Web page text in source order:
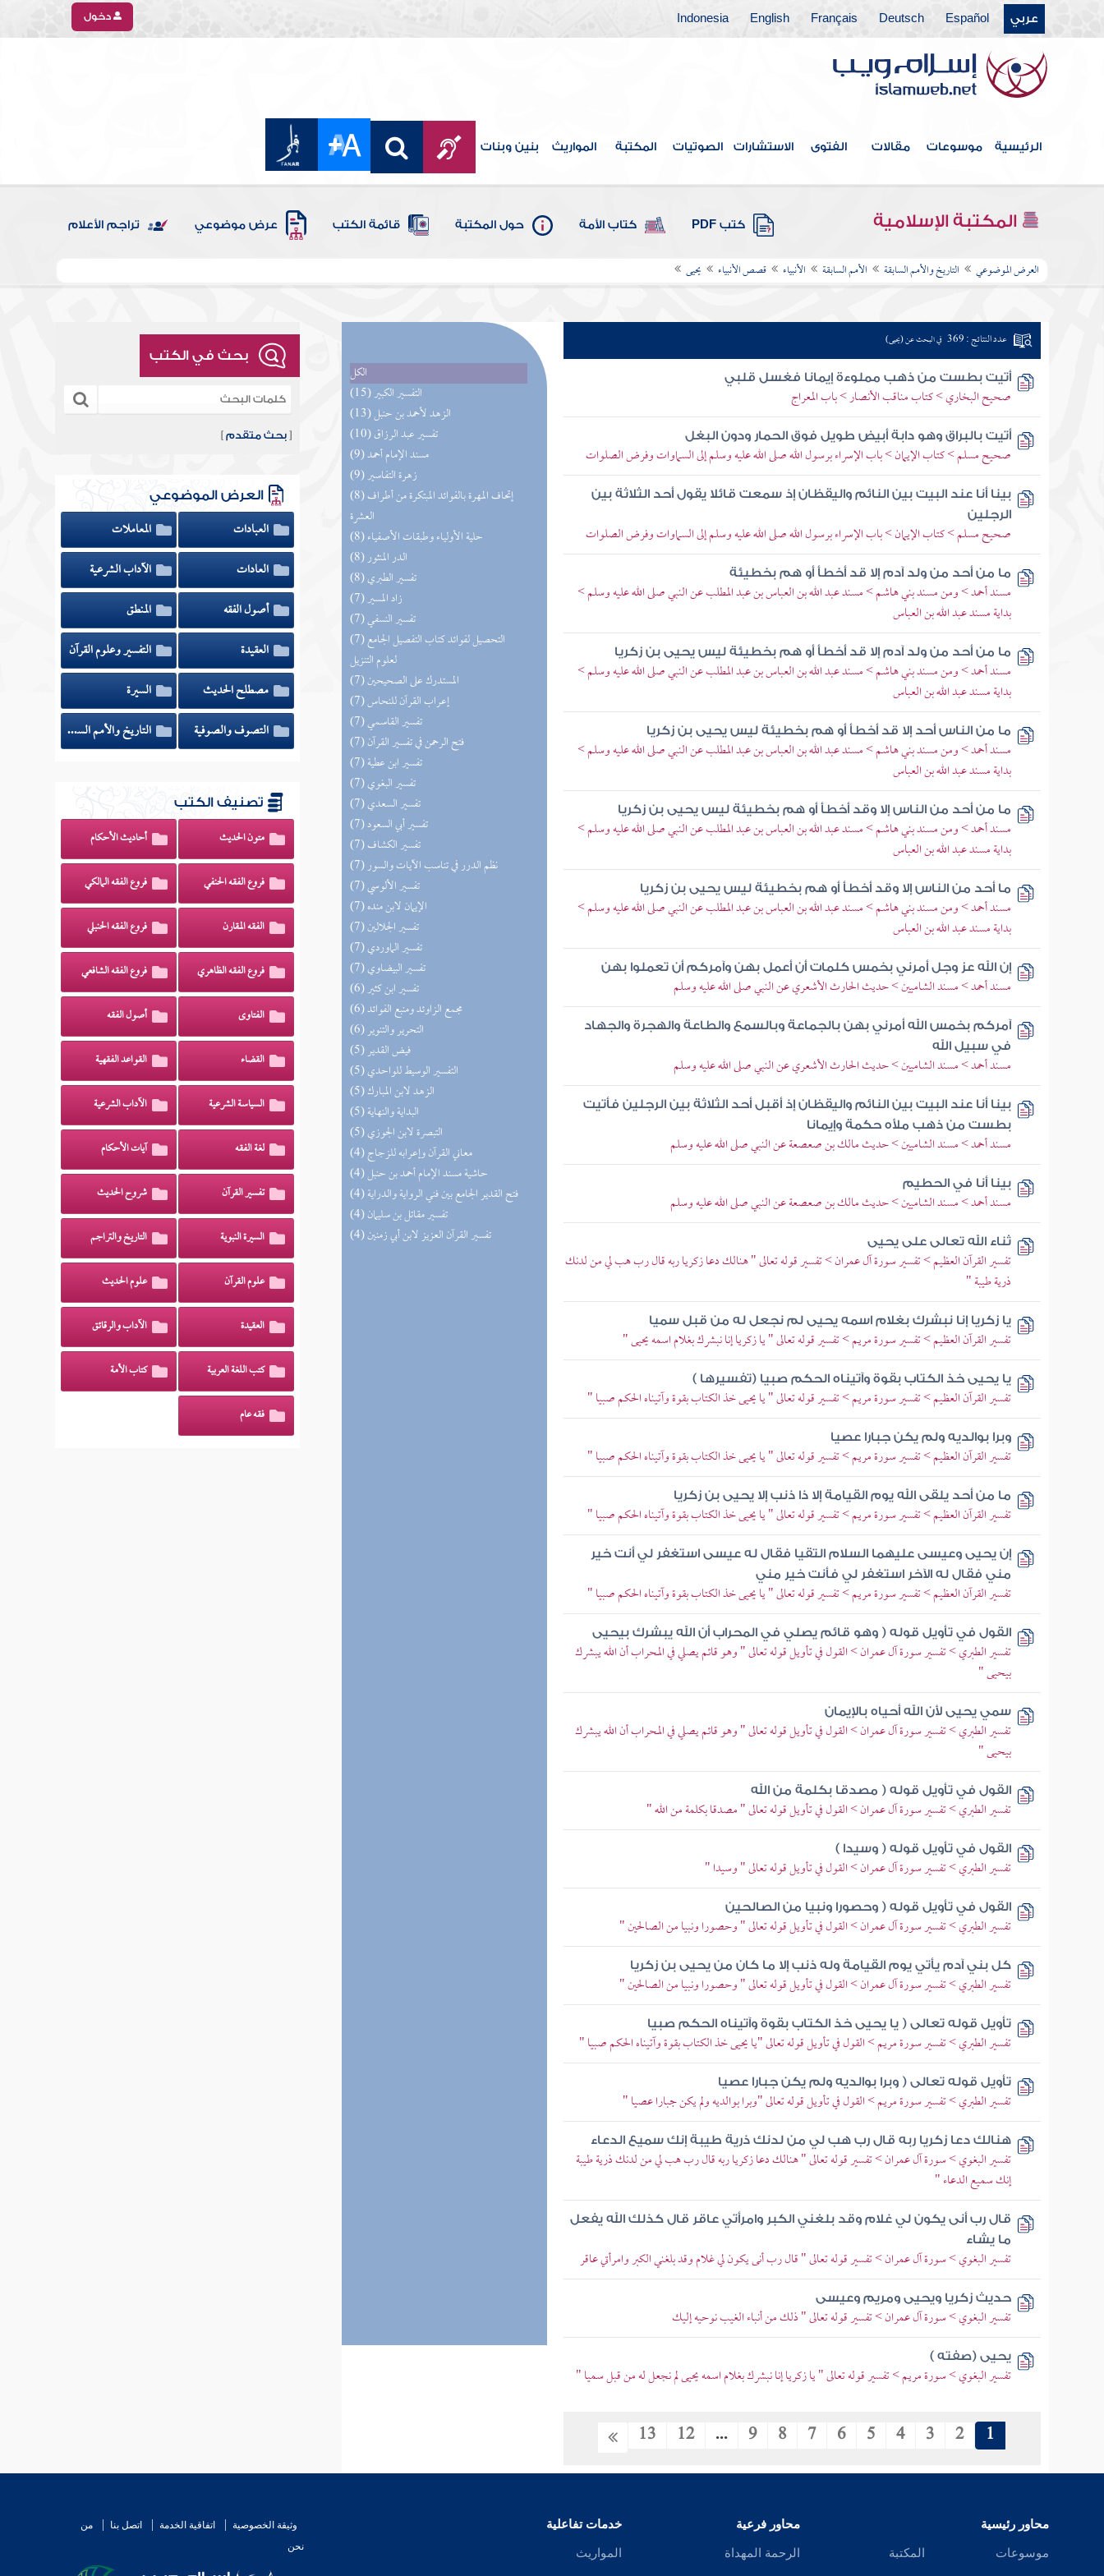
عربي Español
Deutsch
Français
English
Indonesia دخول
الرئيسية موسوعات مقالات الفتوى الاستشارات الصوتيات المكتبة المواريث بنين وبنات
المكتبة الإسلامية كتب PDF كتاب الأمة حول المكتبة قائمة الكتب عرض موضوعي تراجم الأعلام
العرض الموضوعي التاريخ والأمم السابقة الأمم السابقة الأنبياء قصص الأنبياء يحيى
الكل
(15) التفسير الكبير
(13) الزهد لأحمد بن حنبل
(10) تفسير عبد الرزاق
(9) مسند الإمام أحمد
(9) زهرة التفاسير
(8) إتحاف المهرة بالفوائد المبتكرة من أطراف
العشرة
(8) حلية الأولياء وطبقات الأصفياء
(8) الدر المنثور
(8) تفسير الطبري
(7) زاد المسير
(7) تفسير النسفي
(7) التحصيل لفوائد كتاب التفصيل الجامع
لعلوم التنزيل
(7) المستدرك على الصحيحين
(7) إعراب القرآن للنحاس
(7) تفسير القاسمي
(7) فتح الرحمن في تفسير القرآن
(7) تفسير ابن عطية
(7) تفسير البغوي
(7) تفسير السعدي
(7) تفسير أبي السعود
(7) تفسير الكشاف
(7) نظم الدرر في تناسب الآيات والسور
(7) تفسير الألوسي
(7) الإيمان لابن منده
(7) تفسير الجلالين
(7) تفسير الماوردي
(7) تفسير البيضاوي
(6) تفسير ابن كثير
(6) مجمع الزاوئد ومنبع الفوائد
(6) التحرير والتنوير
(5) فيض القدير
(5) التفسير الوسيط للواحدي
(5) الزهد لابن المبارك
(5) البداية والنهاية
(5) التبصرة لابن الجوزي
(4) معاني القرآن وإعرابه للزجاج
(4) حاشية مسند الإمام أحمد بن حنبل
(4) فتح القدير الجامع بين فني الرواية والدراية
(4) تفسير مقاتل بن سليمان
(4) تفسير القرآن العزيز لابن أبي زمنين
عدد النتائج : 369 في البحث عن (يحيى)
أتيت بطست من ذهب مملوءة إيمانا فغسل قلبي
صحيح البخاري > كتاب مناقب الأنصار > باب المعراج
أتيت بالبراق وهو دابة أبيض طويل فوق الحمار ودون البغل
صحيح مسلم > كتاب الإيمان > باب الإسراء برسول الله صلى الله عليه وسلم إلى السماوات وفرض الصلوات
بينا أنا عند البيت بين النائم واليقظان إذ سمعت قائلا يقول أحد الثلاثة بين
الرجلين
صحيح مسلم > كتاب الإيمان > باب الإسراء برسول الله صلى الله عليه وسلم إلى السماوات وفرض الصلوات
ما من أحد من ولد آدم إلا قد أخطأ أو هم بخطيئة
مسند أحمد > ومن مسند بني هاشم > مسند عبد الله بن العباس بن عبد المطلب عن النبي صلى الله عليه وسلم >
بداية مسند عبد الله بن العباس
ما من أحد من ولد آدم إلا قد أخطأ أو هم بخطيئة ليس يحيى بن زكريا
مسند أحمد > ومن مسند بني هاشم > مسند عبد الله بن العباس بن عبد المطلب عن النبي صلى الله عليه وسلم >
بداية مسند عبد الله بن العباس
ما من الناس أحد إلا قد أخطأ أو هم بخطيئة ليس يحيى بن زكريا
مسند أحمد > ومن مسند بني هاشم > مسند عبد الله بن العباس بن عبد المطلب عن النبي صلى الله عليه وسلم >
بداية مسند عبد الله بن العباس
ما من أحد من الناس إلا وقد أخطأ أو هم بخطيئة ليس يحيى بن زكريا
مسند أحمد > ومن مسند بني هاشم > مسند عبد الله بن العباس بن عبد المطلب عن النبي صلى الله عليه وسلم >
بداية مسند عبد الله بن العباس
ما أحد من الناس إلا وقد أخطأ أو هم بخطيئة ليس يحيى بن زكريا
مسند أحمد > ومن مسند بني هاشم > مسند عبد الله بن العباس بن عبد المطلب عن النبي صلى الله عليه وسلم >
بداية مسند عبد الله بن العباس
إن الله عز وجل أمرني بخمس كلمات أن أعمل بهن وآمركم أن تعملوا بهن
مسند أحمد > مسند الشاميين > حديث الحارث الأشعري عن النبي صلى الله عليه وسلم
آمركم بخمس الله أمرني بهن بالجماعة وبالسمع والطاعة والهجرة والجهاد
في سبيل الله
مسند أحمد > مسند الشاميين > حديث الحارث الأشعري عن النبي صلى الله عليه وسلم
بينا أنا عند البيت بين النائم واليقظان إذ أقبل أحد الثلاثة بين الرجلين فأتيت
بطست من ذهب ملأه حكمة وإيمانا
مسند أحمد > مسند الشاميين > حديث مالك بن صعصعة عن النبي صلى الله عليه وسلم
بينا أنا في الحطيم
مسند أحمد > مسند الشاميين > حديث مالك بن صعصعة عن النبي صلى الله عليه وسلم
ثناء الله تعالى على يحيى
تفسير القرآن العظيم > تفسير سورة آل عمران > تفسير قوله تعالى " هنالك دعا زكريا ربه قال رب هب لي من لدنك
ذرية طيبة "
يا زكريا إنا نبشرك بغلام اسمه يحيى لم نجعل له من قبل سميا
تفسير القرآن العظيم > تفسير سورة مريم > تفسير قوله تعالى " يا زكريا إنا نبشرك بغلام اسمه يحيى "
يا يحيى خذ الكتاب بقوة وآتيناه الحكم صبيا (تفسيرها )
تفسير القرآن العظيم > تفسير سورة مريم > تفسير قوله تعالى " يا يحيى خذ الكتاب بقوة وآتيناه الحكم صبيا "
وبرا بوالديه ولم يكن جبارا عصيا
تفسير القرآن العظيم > تفسير سورة مريم > تفسير قوله تعالى " يا يحيى خذ الكتاب بقوة وآتيناه الحكم صبيا "
ما من أحد يلقى الله يوم القيامة إلا ذا ذنب إلا يحيى بن زكريا
تفسير القرآن العظيم > تفسير سورة مريم > تفسير قوله تعالى " يا يحيى خذ الكتاب بقوة وآتيناه الحكم صبيا "
إن يحيى وعيسى عليهما السلام التقيا فقال له عيسى استغفر لي أنت خير
مني فقال له الآخر استغفر لي فأنت خير مني
تفسير القرآن العظيم > تفسير سورة مريم > تفسير قوله تعالى " يا يحيى خذ الكتاب بقوة وآتيناه الحكم صبيا "
القول في تأويل قوله ( وهو قائم يصلي في المحراب أن الله يبشرك بيحيى
تفسير الطبري > تفسير سورة آل عمران > القول في تأويل قوله تعالى " وهو قائم يصلي في المحراب أن الله يبشرك
بيحيى "
سمي يحيى لأن الله أحياه بالإيمان
تفسير الطبري > تفسير سورة آل عمران > القول في تأويل قوله تعالى " وهو قائم يصلي في المحراب أن الله يبشرك
بيحيى "
القول في تأويل قوله ( مصدقا بكلمة من الله
تفسير الطبري > تفسير سورة آل عمران > القول في تأويل قوله تعالى " مصدقا بكلمة من الله "
القول في تأويل قوله ( وسيدا )
تفسير الطبري > تفسير سورة آل عمران > القول في تأويل قوله تعالى " وسيدا "
القول في تأويل قوله ( وحصورا ونبيا من الصالحين
تفسير الطبري > تفسير سورة آل عمران > القول في تأويل قوله تعالى " وحصورا ونبيا من الصالحين "
كل بني آدم يأتي يوم القيامة وله ذنب إلا ما كان من يحيى بن زكريا
تفسير الطبري > تفسير سورة آل عمران > القول في تأويل قوله تعالى " وحصورا ونبيا من الصالحين "
تأويل قوله تعالى ( يا يحيى خذ الكتاب بقوة وآتيناه الحكم صبيا
تفسير الطبري > تفسير سورة مريم > القول في تأويل قوله تعالى "يا يحيى خذ الكتاب بقوة وآتيناه الحكم صبيا "
تأويل قوله تعالى ( وبرا بوالديه ولم يكن جبارا عصيا
تفسير الطبري > تفسير سورة مريم > القول في تأويل قوله تعالى "وبرا بوالديه ولم يكن جبارا عصيا "
هنالك دعا زكريا ربه قال رب هب لي من لدنك ذرية طيبة إنك سميع الدعاء
تفسير البغوي > سورة آل عمران > تفسير قوله تعالى " هنالك دعا زكريا ربه قال رب هب لي من لدنك ذرية طيبة
إنك سميع الدعاء "
قال رب أنى يكون لي غلام وقد بلغني الكبر وامرأتي عاقر قال كذلك الله يفعل
ما يشاء
تفسير البغوي > سورة آل عمران > تفسير قوله تعالى " قال رب أنى يكون لي غلام وقد بلغني الكبر وامرأتي عاقر
حديث زكريا ويحيى ومريم وعيسى
تفسير البغوي > سورة آل عمران > تفسير قوله تعالى " ذلك من أنباء الغيب نوحيه إليك
يحيى (صفته )
تفسير البغوي > سورة مريم > تفسير قوله تعالى " يا زكريا إنا نبشرك بغلام اسمه يحيى لم نجعل له من قبل سميا "
1
2
3
4
5
6
7
8
9
...
12
13
بحث في الكتب
[بحث متقدم ]
العرض الموضوعي
العبادات
المعاملات
العادات
الآداب الشرعية
أصول الفقه
المنطق
العقيدة
التفسير وعلوم القرآن
مصطلح الحديث
السيرة
التصوف والصوفية
التاريخ والأمم السابقة
تصنيف الكتب
متون الحديث أحاديث الأحكام
فروع الفقه الحنفي فروع الفقه المالكي
الفقه المقارن فروع الفقه الحنبلي
فروع الفقه الظاهري فروع الفقه الشافعي
الفتاوى أصول الفقه
القضاء القواعد الفقهية
السياسة الشرعية الآداب الشرعية
لغة الفقه آيات الأحكام
تفسير القرآن شروح الحديث
السيرة النبوية التاريخ والتراجم
علوم القرآن علوم الحديث
العقيدة الآداب والرقائق
كتب اللغة العربية كتاب الأمة
فقه عام
محاور رئيسية
موسوعات المكتبة
محاور فرعية
الرحمة المهداة
خدمات تفاعلية
المواريث
وثيقة الخصوصية اتفاقية الخدمة اتصل بنا
من
نحن